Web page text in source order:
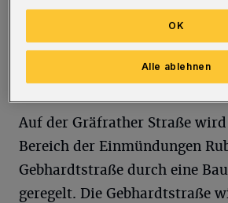
Umleitungen werden
Fußgängerinnen und
Auf der Gräfrather Straße
Bereich der Einmündungen
Gebhardtstraße durch eine
geregelt. Die Gebhardtstraße
Alle ablehnen
OK